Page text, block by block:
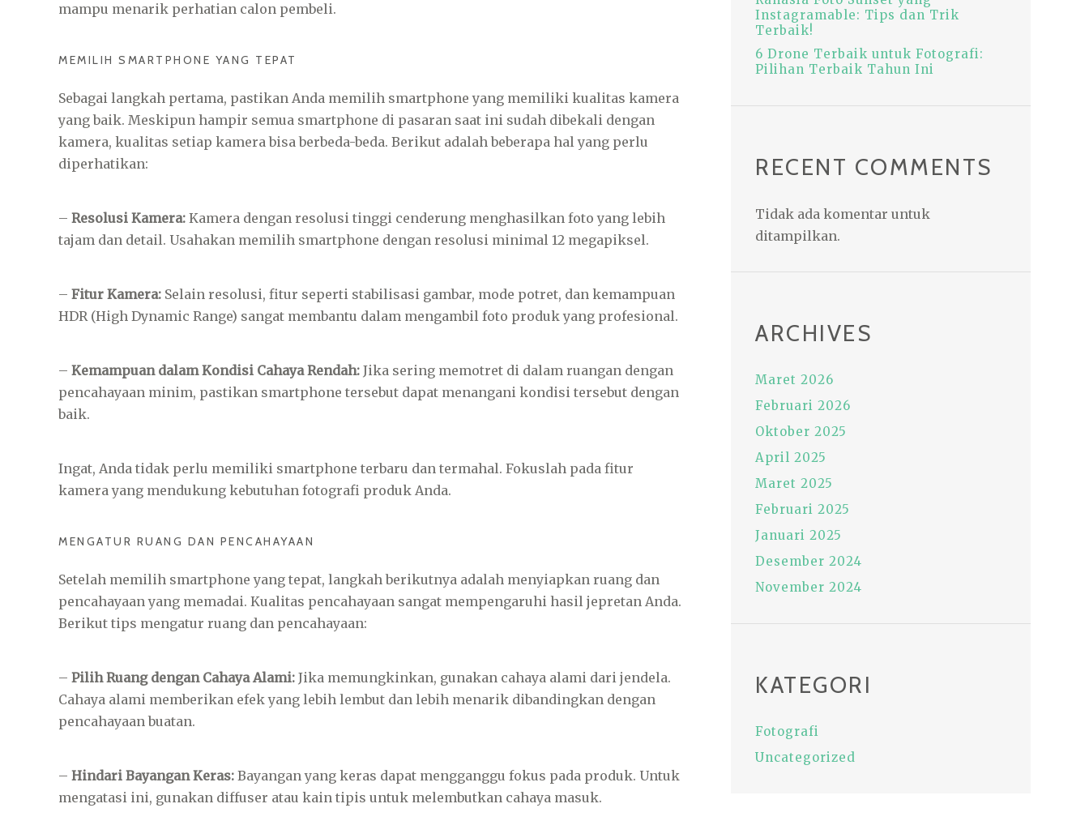
mampu menarik perhatian calon pembeli.
MEMILIH SMARTPHONE YANG TEPAT
Sebagai langkah pertama, pastikan Anda memilih smartphone yang memiliki kualitas kamera
yang baik. Meskipun hampir semua smartphone di pasaran saat ini sudah dibekali dengan
kamera, kualitas setiap kamera bisa berbeda-beda. Berikut adalah beberapa hal yang perlu
diperhatikan:
– Resolusi Kamera: Kamera dengan resolusi tinggi cenderung menghasilkan foto yang lebih
tajam dan detail. Usahakan memilih smartphone dengan resolusi minimal 12 megapiksel.
– Fitur Kamera: Selain resolusi, fitur seperti stabilisasi gambar, mode potret, dan kemampuan
HDR (High Dynamic Range) sangat membantu dalam mengambil foto produk yang profesional.
– Kemampuan dalam Kondisi Cahaya Rendah: Jika sering memotret di dalam ruangan dengan
pencahayaan minim, pastikan smartphone tersebut dapat menangani kondisi tersebut dengan
baik.
Ingat, Anda tidak perlu memiliki smartphone terbaru dan termahal. Fokuslah pada fitur
kamera yang mendukung kebutuhan fotografi produk Anda.
MENGATUR RUANG DAN PENCAHAYAAN
Setelah memilih smartphone yang tepat, langkah berikutnya adalah menyiapkan ruang dan
pencahayaan yang memadai. Kualitas pencahayaan sangat mempengaruhi hasil jepretan Anda.
Berikut tips mengatur ruang dan pencahayaan:
– Pilih Ruang dengan Cahaya Alami: Jika memungkinkan, gunakan cahaya alami dari jendela.
Cahaya alami memberikan efek yang lebih lembut dan lebih menarik dibandingkan dengan
pencahayaan buatan.
– Hindari Bayangan Keras: Bayangan yang keras dapat mengganggu fokus pada produk. Untuk
mengatasi ini, gunakan diffuser atau kain tipis untuk melembutkan cahaya masuk.
Instagramable: Tips dan Trik
Terbaik!
6 Drone Terbaik untuk Fotografi:
Pilihan Terbaik Tahun Ini
RECENT COMMENTS
Tidak ada komentar untuk
ditampilkan.
ARCHIVES
Maret 2026
Februari 2026
Oktober 2025
April 2025
Maret 2025
Februari 2025
Januari 2025
Desember 2024
November 2024
KATEGORI
Fotografi
Uncategorized